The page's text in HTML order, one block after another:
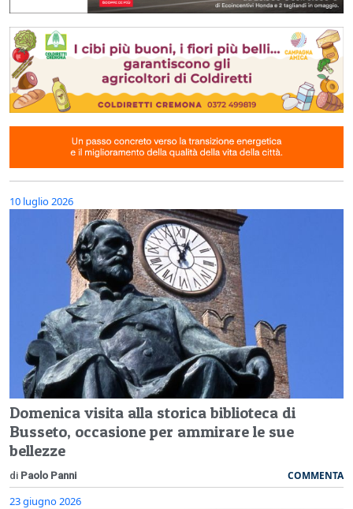
10 luglio 2026
Domenica visita alla storica biblioteca di
Busseto, occasione per ammirare le sue
bellezze
di Paolo Panni COMMENTA
23 giugno 2026